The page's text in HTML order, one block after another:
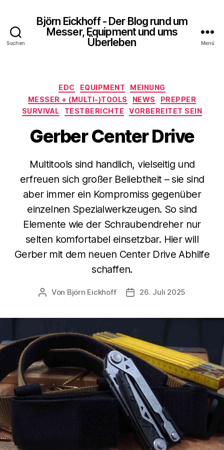
Suchen
Björn Eickhoff - Der Blog rund um
Messer, Equipment und ums
Überleben
Menü
Kategorien
EDC EQUIPMENT
MEINUNG
MESSER + (MULTI-)TOOLS
NEWS
PREPPER
SURVIVAL
TESTBERICHTE VORBEREITET SEIN
Gerber Center Drive
Multitools sind handlich, vielseitig und
erfreuen sich großer Beliebtheit – sie sind
aber immer ein Kompromiss gegenüber
einzelnen Spezialwerkzeugen. So sind
Elemente wie der Schraubendreher nur
selten komfortabel einsetzbar. Hier will
Gerber mit dem neuen Center Drive Abhilfe
schaffen.
Beitragsautor
Von Björn Eickhoff Veröffentlichungsdatum
26. Juli 2025